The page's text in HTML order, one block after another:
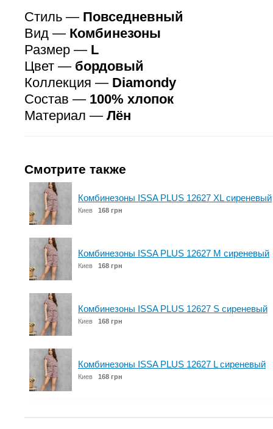
Стиль — Повседневный
Вид — Комбинезоны
Размер — L
Цвет — бордовый
Коллекция — Diamondу
Состав — 100% хлопок
Материал — Лён
Смотрите также
Комбинезоны ISSA PLUS 12627 XL сиреневый
Киев 168 грн
Комбинезоны ISSA PLUS 12627 M сиреневый
Киев 168 грн
Комбинезоны ISSA PLUS 12627 S сиреневый
Киев 168 грн
Комбинезоны ISSA PLUS 12627 L сиреневый
Киев 168 грн